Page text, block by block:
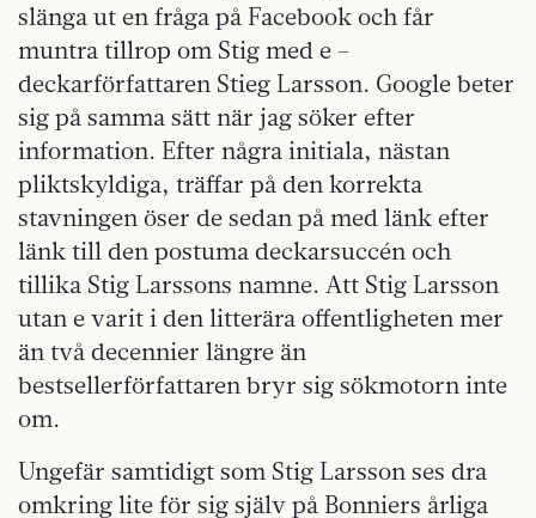
slänga ut en fråga på Facebook och får
muntra tillrop om Stig med e –
deckarförfattaren Stieg Larsson. Google beter
sig på samma sätt när jag söker efter
information. Efter några initiala, nästan
pliktskyldiga, träffar på den korrekta
stavningen öser de sedan på med länk efter
länk till den postuma deckarsuccén och
tillika Stig Larssons namne. Att Stig Larsson
utan e varit i den litterära offentligheten mer
än två decennier längre än
bestsellerförfattaren bryr sig sökmotorn inte
om.
Ungefär samtidigt som Stig Larsson ses dra
omkring lite för sig själv på Bonniers årliga